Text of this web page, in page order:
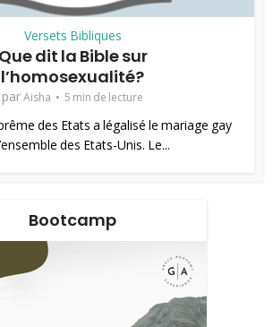
Versets Bibliques
Que dit la Bible sur
l’homosexualité?
parAisha 5 min de lecture
des Etats a légalisé le mariage gay
des Etats-Unis. Le...
Bootcamp